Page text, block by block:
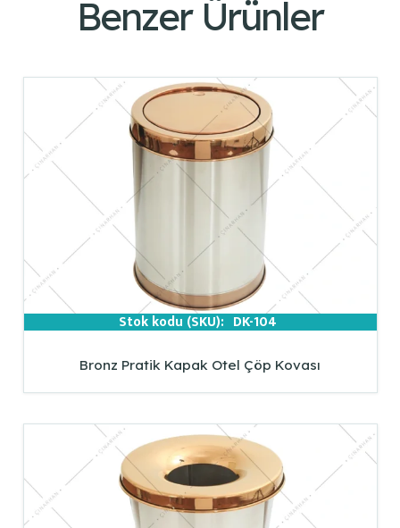
Benzer Ürünler
Stok kodu (SKU): DK-104
Bronz Pratik Kapak Otel Çöp Kovası